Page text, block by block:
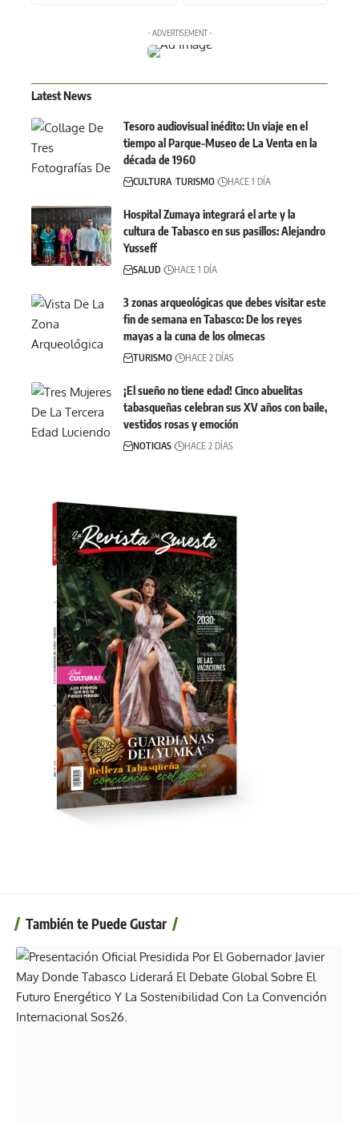
- ADVERTISEMENT -
Latest News
Tesoro audiovisual inédito: Un viaje en el
tiempo al Parque-Museo de La Venta en la
década de 1960
CULTURA TURISMO HACE 1 DÍA
Hospital Zumaya integrará el arte y la
cultura de Tabasco en sus pasillos: Alejandro
Yusseff
SALUD HACE 1 DÍA
3 zonas arqueológicas que debes visitar este
fin de semana en Tabasco: De los reyes
mayas a la cuna de los olmecas
TURISMO HACE 2 DÍAS
¡El sueño no tiene edad! Cinco abuelitas
tabasqueñas celebran sus XV años con baile,
vestidos rosas y emoción
NOTICIAS HACE 2 DÍAS
También te Puede Gustar